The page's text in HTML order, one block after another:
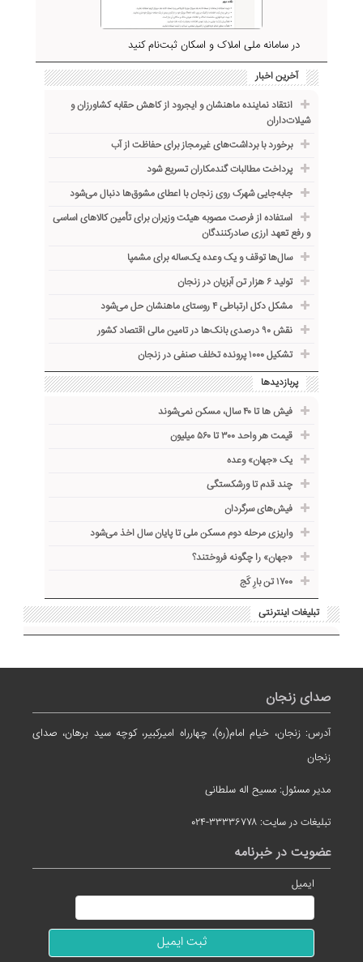
در سامانه ملی املاک و اسکان ثبت‌نام کنید
آخرین اخبار
انتقاد نماینده ماهنشان و ایجرود از کاهش حقابه کشاورزان و
شیلات‌داران
برخورد با برداشت‌های غیرمجاز برای حفاظت از آب
پرداخت مطالبات گندمکاران تسریع شود
جابه‌جایی شهرک روی زنجان با اعطای مشوق‌ها دنبال می‌شود
استفاده از فرصت مصوبه هیئت وزیران برای تأمین کالاهای اساسی
و رفع تعهد ارزی صادرکنندگان
سال‌ها توقف و یک وعده یک‌ساله برای مشمپا
تولید ۶ هزار تن آبزیان در زنجان
مشکل دکل ارتباطی ۴ روستای ماهنشان حل می‌شود
نقش ۹۰ درصدی بانک‌ها در تامین مالی اقتصاد کشور
تشکیل ۱۰۰۰ پرونده تخلف صنفی در زنجان
پربازدیدها
فیش ها تا ۴۰ سال، مسکن نمی‌شوند
قیمت هر واحد ۳۰۰ تا ۵۶۰ میلیون
یک «جهان» وعده
چند قدم تا ورشکستگی
فیش‌های سرگردان
واریزی مرحله دوم مسکن ملی تا پایان سال اخذ می‌شود
«جهان» را چگونه فروختند؟
۱۷۰۰ تن بارِ کَج
تبلیغات اینترنتی
صدای زنجان
آدرس: زنجان، خیام امام(ره)، چهارراه امیرکبیر، کوچه سید برهان، صدای
زنجان
مدیر مسئول: مسیح اله سلطانی
تبلیغات در سایت: ۳۳۳۳۶۷۷۸-۰۲۴
عضویت در خبرنامه
ایمیل